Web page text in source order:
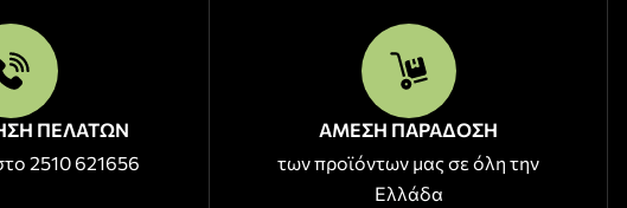
ΠΕΛΑΤΩΝ
2510 621656
ΑΜΕΣΗ ΠΑΡΑΔΟΣΗ
των προϊόντων μας σε όλη την
Ελλάδα